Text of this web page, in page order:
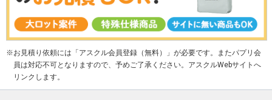
お見積り依頼には「アスクル会員登録（無料）」が必要です。またパプリ会
員は対応不可となりますので、予めご了承ください。アスクルWebサイトへ
リンクします。